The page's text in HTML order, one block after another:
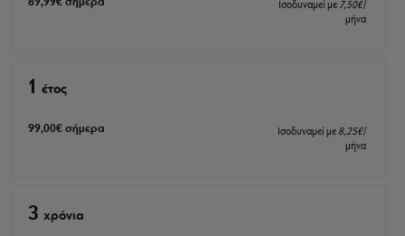
Ισοδυναμεί με 7,50€/
μήνα
1 έτος
99,00€σήμερα Ισοδυναμεί με 8,25€/
μήνα
3 xρόνια